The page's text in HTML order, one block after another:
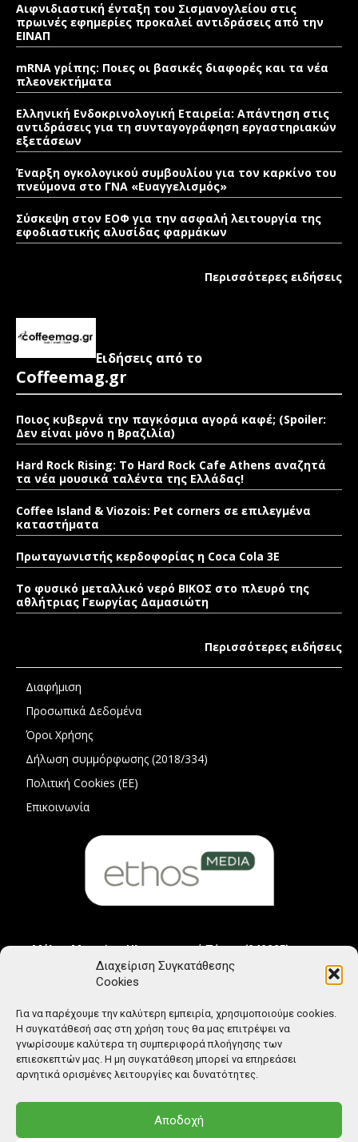
Διαχείριση Συγκατάθεσης
Cookies
Για να παρέχουμε την καλύτερη εμπειρία, χρησιμοποιούμε cookies.
Η συγκατάθεσή σας στη χρήση τους θα μας επιτρέψει να
γνωρίσουμε καλύτερα τη συμπεριφορά πλοήγησης των
επιεσκεπτών μας. Η μη συγκατάθεση μπορεί να επηρεάσει
αρνητικά ορισμένες λειτουργίες και δυνατότητες.
Αποδοχή
Αιφνιδιαστική ένταξη του Σισμανογλείου στις
πρωινές εφημερίες προκαλεί αντιδράσεις από την
ΕΙΝΑΠ
mRNA γρίπης: Ποιες οι βασικές διαφορές και τα νέα
πλεονεκτήματα
Ελληνική Ενδοκρινολογική Εταιρεία: Απάντηση στις
αντιδράσεις για τη συνταγογράφηση εργαστηριακών
εξετάσεων
Έναρξη ογκολογικού συμβουλίου για τον καρκίνο του
πνεύμονα στο ΓΝΑ «Ευαγγελισμός»
Σύσκεψη στον ΕΟΦ για την ασφαλή λειτουργία της
εφοδιαστικής αλυσίδας φαρμάκων
Περισσότερες ειδήσεις
Ειδήσεις από το
Coffeemag.gr
Ποιος κυβερνά την παγκόσμια αγορά καφέ; (Spoiler:
Δεν είναι μόνο η Βραζιλία)
Hard Rock Rising: Το Hard Rock Cafe Athens αναζητά
τα νέα μουσικά ταλέντα της Ελλάδας!
Coffee Island & Viozois: Pet corners σε επιλεγμένα
καταστήματα
Πρωταγωνιστής κερδοφορίας η Coca Cola 3E
Το φυσικό μεταλλικό νερό ΒΙΚΟΣ στο πλευρό της
αθλήτριας Γεωργίας Δαμασιώτη
Περισσότερες ειδήσεις
Διαφήμιση
Προσωπικά Δεδομένα
Όροι Χρήσης
Δήλωση συμμόρφωσης (2018/334)
Πολιτική Cookies (ΕΕ)
Επικοινωνία
Μέλος Μητρώου Ηλεκτρονικού Τύπου (242225)